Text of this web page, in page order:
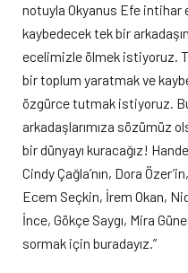
notuyla Okyanus Efe
kaybedecek tek bir
ecelimizle ölmek istiyoruz.
bir toplum yaratmak ve
özgürce tutmak istiyoruz.
arkadaşlarımıza sözümüz
bir dünyayı kuracağız! Hande
Cindy Çağla’nın, Dora
Ecem Seçkin, İrem Okan,
İnce, Gökçe Saygı, Mira
sormak için buradayız.”